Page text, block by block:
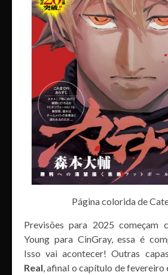
Página colorida de
Previsões para 2025 começam
Young para CinGray, essa é
Isso vai acontecer! Outras
Real , afinal o capítulo de fevereiro